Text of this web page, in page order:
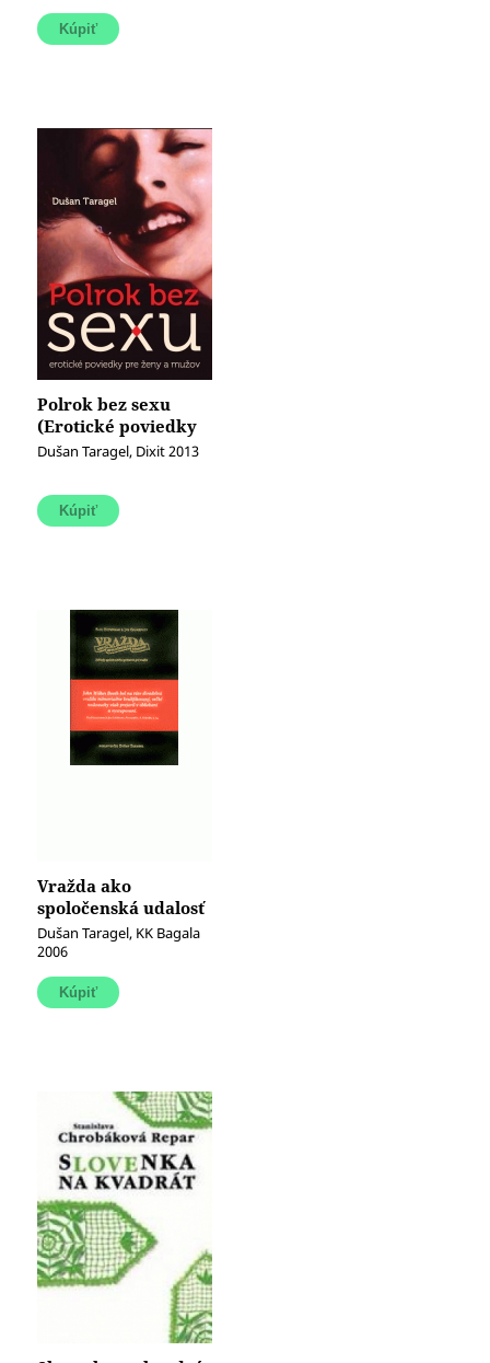
Polrok bez sexu
(Erotické poviedky
pre ženy a mužov)
Dušan Taragel, Dixit 2013
Vražda ako
spoločenská udalosť
(Základy
spoločenského
správania pri
vražde)
Dušan Taragel, KK Bagala
2006